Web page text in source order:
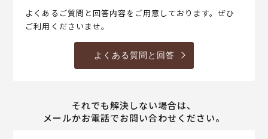
よくあるご質問と回答内容をご用意しております。ぜひ
ご利用くださいませ。
よくある質問と回答
それでも解決しない場合は、
メールかお電話でお問い合わせください。